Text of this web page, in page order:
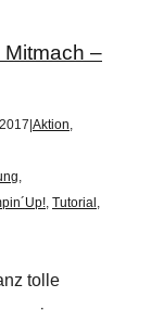
–
Aktion,
,
, Tutorial ,
tolle